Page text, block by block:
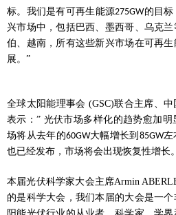
标。我们是有可再生能源275GW的目标
兴市场中，包括巴西、墨西哥、乌克
伯、越南，所有这些新兴市场在可再
展。”
全球太阳能理事会 (GSC)联合主席、中
表示：” 光伏市场多样化的趋势愈加
场将从去年的60GW大幅增长到 85GW左
也已经发布，市场将会出现恢复性增长
本届光伏科学家大会主席Armin
的是科学大会，我们本届的大会是一